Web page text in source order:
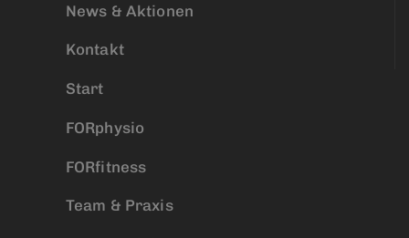
News & Aktionen
Kontakt
Start
FORphysio
FORfitness
Team & Praxis